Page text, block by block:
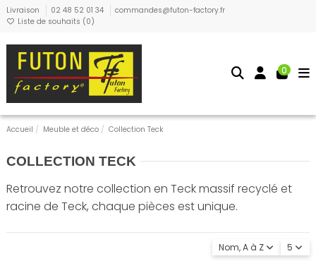
Livraison 02 48 52 01 34
commandes@futon-factory.fr
Liste de souhaits (0)
0
Accueil Meuble et déco Collection Teck
COLLECTION TECK
Retrouvez notre collection en Teck massif recyclé et
racine de Teck, chaque pièces est unique.
Nom, A à Z 5